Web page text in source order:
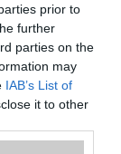
prior to
further
parties on the
may
IAB’s List of
it to other